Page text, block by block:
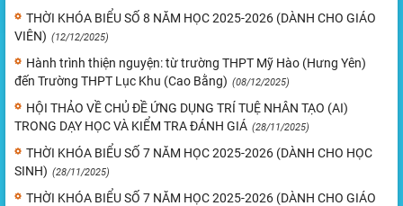
THỜI KHÓA BIỂU SỐ 8 NĂM HỌC 2025-2026 (DÀNH CHO GIÁO
VIÊN) (12/12/2025)
Hành trình thiện nguyện: từ trường THPT Mỹ Hào (Hưng Yên)
đến Trường THPT Lục Khu (Cao Bằng) (08/12/2025)
HỘI THẢO VỀ CHỦ ĐỀ ỨNG DỤNG TRÍ TUỆ NHÂN TẠO (AI)
TRONG DẠY HỌC VÀ KIỂM TRA ĐÁNH GIÁ (28/11/2025)
THỜI KHÓA BIỂU SỐ 7 NĂM HỌC 2025-2026 (DÀNH CHO HỌC
SINH) (28/11/2025)
THỜI KHÓA BIỂU SỐ 7 NĂM HỌC 2025-2026 (DÀNH CHO GIÁO